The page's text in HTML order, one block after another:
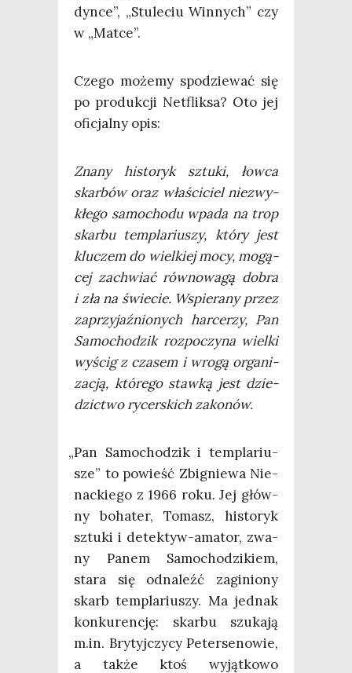
dyn­ce”, „Stu­le­ciu Win­nych” czy
w „Mat­ce”.
Cze­go może­my spo­dzie­wać się
po pro­duk­cji Net­flik­sa? Oto jej
ofi­cjal­ny opis:
Zna­ny histo­ryk sztu­ki, łow­ca
skar­bów oraz wła­ści­ciel nie­zwy­
kłe­go samo­cho­du wpa­da na trop
skar­bu tem­pla­riu­szy, któ­ry jest
klu­czem do wiel­kiej mocy, mogą­
cej zachwiać rów­no­wa­gą dobra
i zła na świe­cie. Wspie­ra­ny przez
zaprzy­jaź­nio­nych har­ce­rzy, Pan
Samo­cho­dzik roz­po­czy­na wiel­ki
wyścig z cza­sem i wro­gą orga­ni­
za­cją, któ­re­go staw­ką jest dzie­
dzic­two rycer­skich zakonów.
„Pan Samo­cho­dzik i tem­pla­riu­
sze” to powieść Zbi­gnie­wa Nie­
nac­kie­go z 1966 roku. Jej głów­
ny boha­ter, Tomasz, histo­ryk
sztu­ki i detek­tyw-ama­tor, zwa­
ny Panem Samo­cho­dzi­kiem,
sta­ra się odna­leźć zagi­nio­ny
skarb tem­pla­riu­szy. Ma jed­nak
kon­ku­ren­cję: skar­bu szu­ka­ją
m.in. Bry­tyj­czy­cy Peter­se­no­wie,
a tak­że ktoś wyjąt­ko­wo